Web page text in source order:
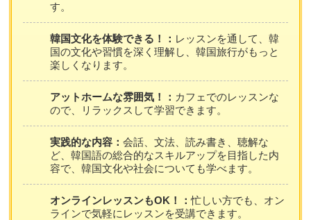
す。
韓国文化を体験できる！： レッスンを通して、韓
国の文化や習慣を深く理解し、韓国旅行がもっと
楽しくなります。
アットホームな雰囲気！： カフェでのレッスンな
ので、リラックスして学習できます。
実践的な内容：会話、文法、読み書き、聴解な
ど、韓国語の総合的なスキルアップを目指した内
容で、韓国文化や社会についても学べます。
オンラインレッスンもOK！：忙しい方でも、オン
ラインで気軽にレッスンを受講できます。